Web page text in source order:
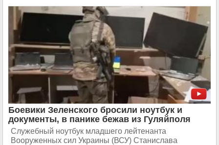
Боевики Зеленского бросили ноутбук и
документы, в панике бежав из Гуляйполя
Служебный ноутбук младшего лейтенанта
Вооруженных сил Украины (ВСУ) Станислава